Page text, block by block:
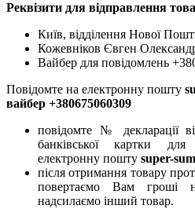
Реквізити для відправлення
Київ, відділення Нової
Кожевніков Євген
Вайбер для повідомлень
Повідомте на електронну пошту
вайбер +380675060309
повідомте № декларації
банківської картки
електронну пошту super-
після отримання товару
повертаємо Вам гроші
надсилаємо інший товар.